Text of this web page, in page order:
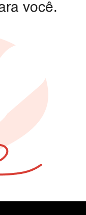
você.